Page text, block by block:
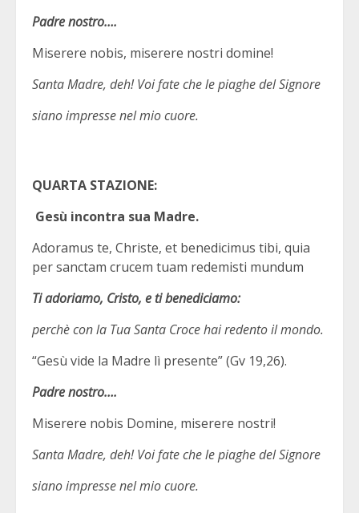
Padre nostro….
Miserere nobis, miserere nostri domine!
Santa Madre, deh! Voi fate che le piaghe del Signore
siano impresse nel mio cuore.
QUARTA STAZIONE:
Gesù incontra sua Madre.
Adoramus te, Christe, et benedicimus tibi, quia
per sanctam crucem tuam redemisti mundum
Ti adoriamo, Cristo, e ti benediciamo:
perchè con la Tua Santa Croce hai redento il mondo.
“Gesù vide la Madre lì presente” (Gv 19,26).
Padre nostro….
Miserere nobis Domine, miserere nostri!
Santa Madre, deh! Voi fate che le piaghe del Signore
siano impresse nel mio cuore.